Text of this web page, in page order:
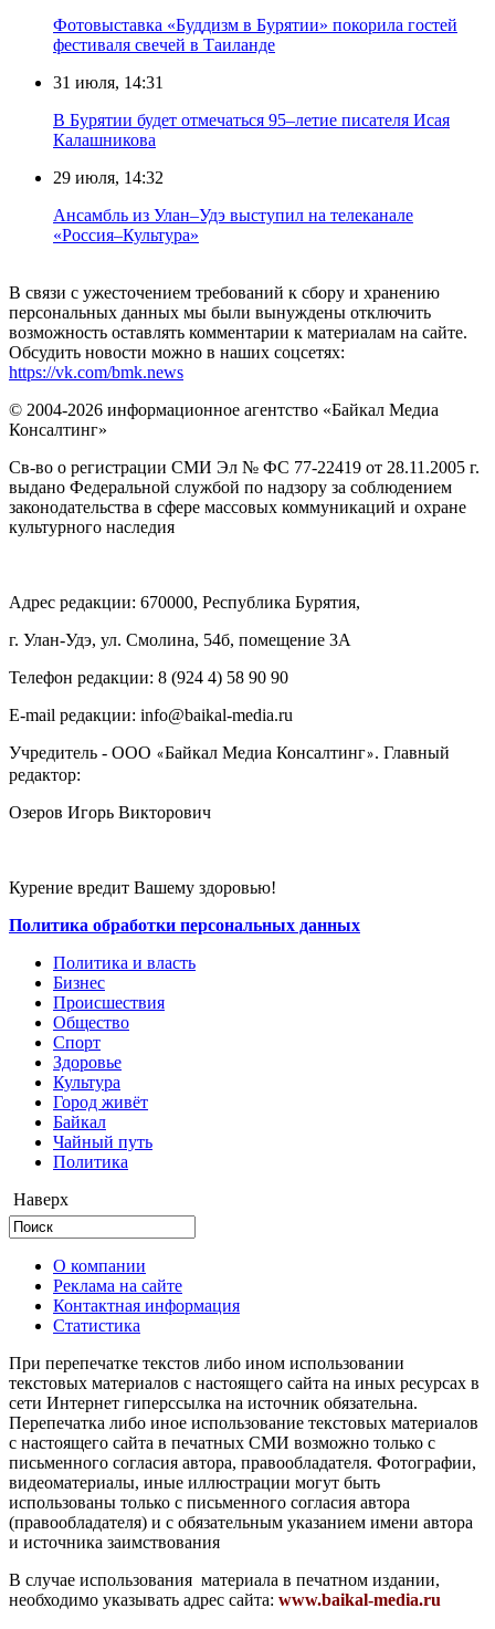
Фотовыставка «Буддизм в Бурятии» покорила гостей
фестиваля свечей в Таиланде
31 июля, 14:31
В Бурятии будет отмечаться 95–летие писателя Исая
Калашникова
29 июля, 14:32
Ансамбль из Улан–Удэ выступил на телеканале
«Россия–Культура»
В связи с ужесточением требований к сбору и хранению
персональных данных мы были вынуждены отключить
возможность оставлять комментарии к материалам на сайте.
Обсудить новости можно в наших соцсетях:
https://vk.com/bmk.news
© 2004-2026 информационное агентство «Байкал Медиа
Консалтинг»
Св-во о регистрации СМИ Эл № ФС 77-22419 от 28.11.2005 г.
выдано Федеральной службой по надзору за соблюдением
законодательства в сфере массовых коммуникаций и охране
культурного наследия
Адрес редакции: 670000, Республика Бурятия,
г. Улан-Удэ, ул. Смолина, 54б, помещение 3А
Телефон редакции: ‎‎8 (924 4) 58 90 90
E-mail редакции: info@baikal-media.ru
Учредитель - ООО «Байкал Медиа Консалтинг». Главный
редактор:
Озеров Игорь Викторович
Курение вредит Вашему здоровью!
Политика обработки персональных данных
Политика и власть
Бизнес
Происшествия
Общество
Cпорт
Здоровье
Культура
Город живёт
Байкал
Чайный путь
Политика
Наверх
О компании
Реклама на сайте
Контактная информация
Статистика
При перепечатке текстов либо ином использовании
текстовых материалов с настоящего сайта на иных ресурсах в
сети Интернет гиперссылка на источник обязательна.
Перепечатка либо иное использование текстовых материалов
с настоящего сайта в печатных СМИ возможно только с
письменного согласия автора, правообладателя. Фотографии,
видеоматериалы, иные иллюстрации могут быть
использованы только с письменного согласия автора
(правообладателя) и с обязательным указанием имени автора
и источника заимствования
В случае использования материала в печатном издании,
необходимо указывать адрес сайта: www.baikal-media.ru